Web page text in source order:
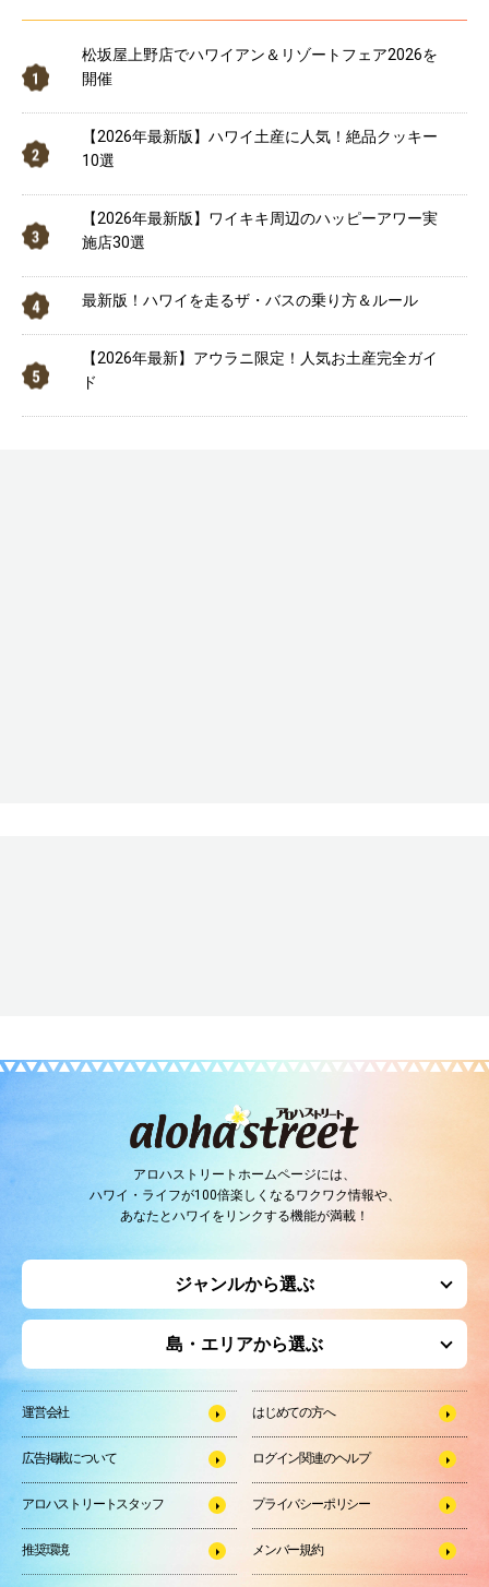
松坂屋上野店でハワイアン＆リゾートフェア2026を
開催
【2026年最新版】ハワイ土産に人気！絶品クッキー
10選
【2026年最新版】ワイキキ周辺のハッピーアワー実
施店30選
最新版！ハワイを走るザ・バスの乗り方＆ルール
【2026年最新】アウラニ限定！人気お土産完全ガイ
ド
アロハストリートホームページには、
ハワイ・ライフが100倍楽しくなるワクワク情報や、
あなたとハワイをリンクする機能が満載！
ジャンルから選ぶ
島・エリアから選ぶ
運営会社 はじめての方へ
広告掲載について ログイン関連のヘルプ
アロハストリートスタッフ プライバシーポリシー
推奨環境 メンバー規約